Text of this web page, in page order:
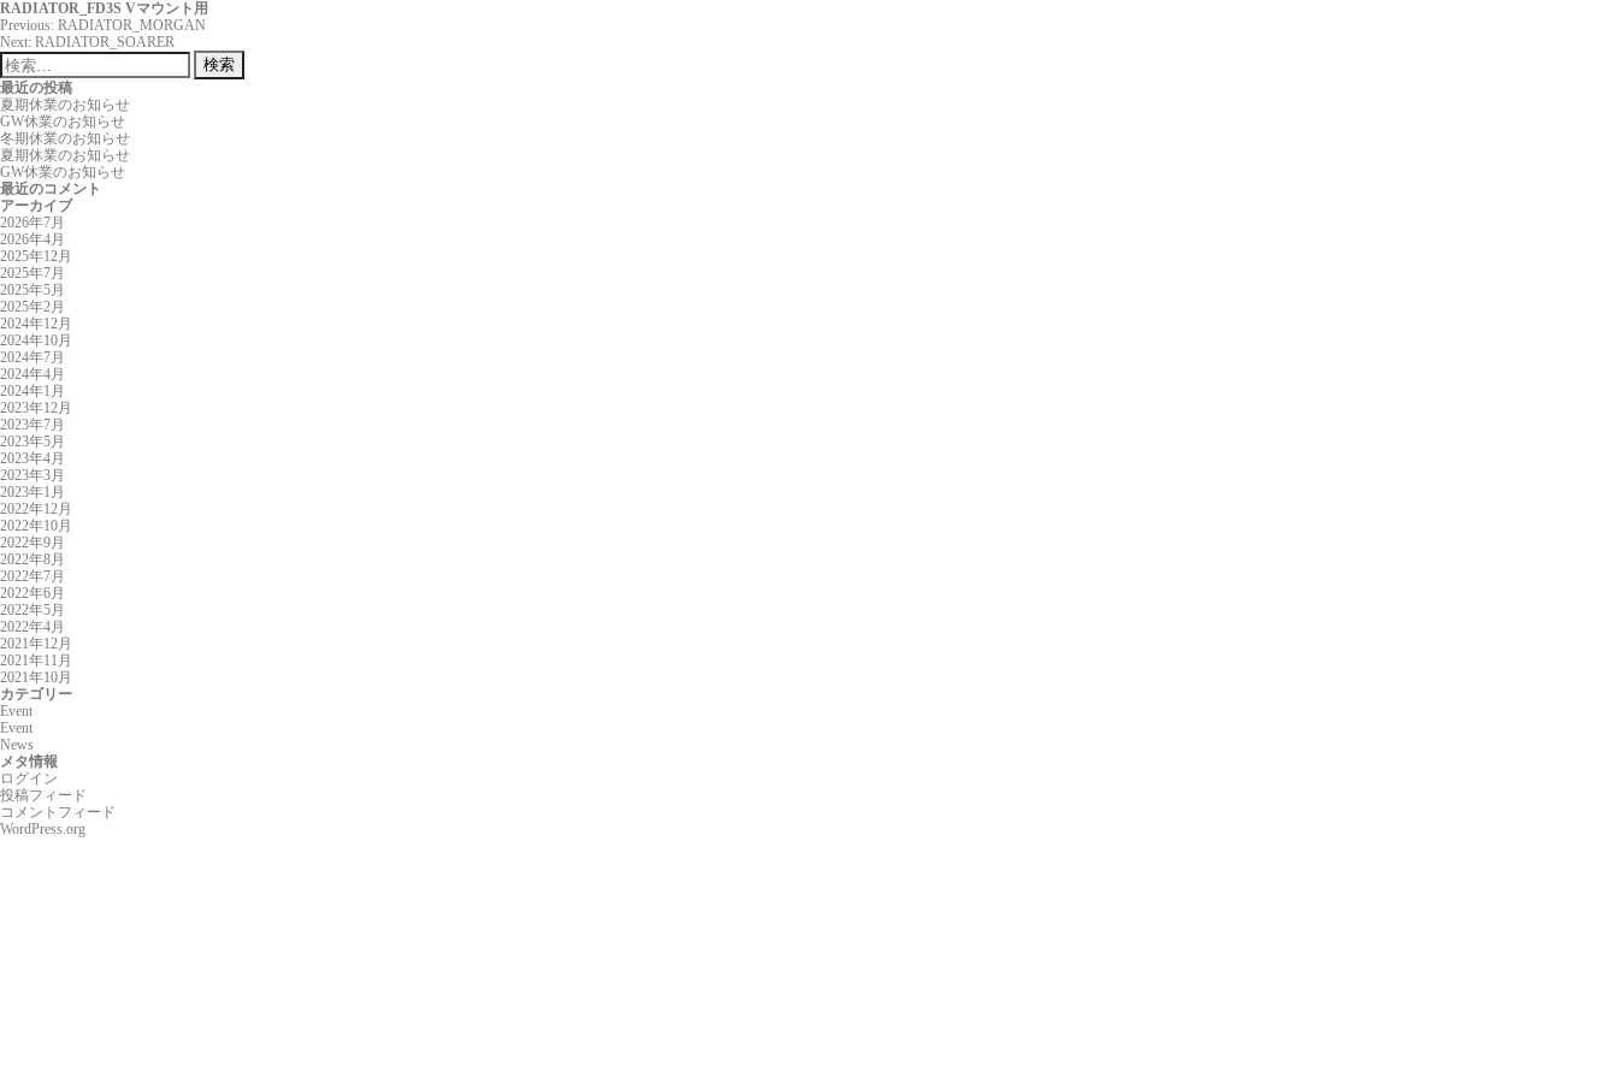
RADIATOR_FD3S Vマウント用
投
稿
ナ
ビ
ゲ
ー
シ
ョ
ン
Previous: RADIATOR_MORGAN
Next: RADIATOR_SOARER
検
索:
最近の投稿
夏期休業のお知らせ
GW休業のお知らせ
冬期休業のお知らせ
夏期休業のお知らせ
GW休業のお知らせ
最近のコメント
アーカイブ
2026年7月
2026年4月
2025年12月
2025年7月
2025年5月
2025年2月
2024年12月
2024年10月
2024年7月
2024年4月
2024年1月
2023年12月
2023年7月
2023年5月
2023年4月
2023年3月
2023年1月
2022年12月
2022年10月
2022年9月
2022年8月
2022年7月
2022年6月
2022年5月
2022年4月
2021年12月
2021年11月
2021年10月
カテゴリー
Event
Event
News
メタ情報
ログイン
投稿フィード
コメントフィード
WordPress.org